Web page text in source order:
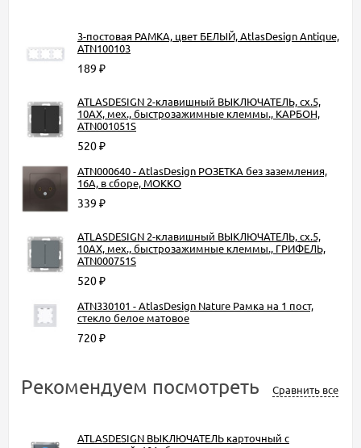
3-постовая РАМКА, цвет БЕЛЫЙ, AtlasDesign Antique,
ATN100103
189 ₽
ATLASDESIGN 2-клавишный ВЫКЛЮЧАТЕЛЬ, сх.5,
10АХ, мех., быстрозажимные клеммы., КАРБОН,
ATN001051S
520₽
ATN000640 - AtlasDesign РОЗЕТКА без заземления,
16А, в сборе, МОККО
339 ₽
ATLASDESIGN 2-клавишный ВЫКЛЮЧАТЕЛЬ, сх.5,
10АХ, мех., быстрозажимные клеммы., ГРИФЕЛЬ,
ATN000751S
520₽
ATN330101 - AtlasDesign Nature Рамка на 1 пост,
стекло белое матовое
720₽
Рекомендуем посмотреть Сравнить все
ATLASDESIGN ВЫКЛЮЧАТЕЛЬ карточный с